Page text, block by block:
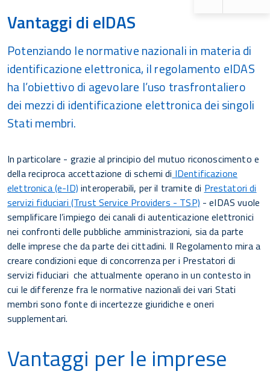
principale
Vantaggi di eIDAS
Potenziando le normative nazionali in materia di
identificazione elettronica, il regolamento eIDAS
ha l’obiettivo di agevolare l’uso trasfrontaliero
dei mezzi di identificazione elettronica dei singoli
Stati membri.
In particolare - grazie al principio del mutuo riconoscimento e
della reciproca accettazione di schemi di IDentificazione
elettronica (e-ID) interoperabili, per il tramite di Prestatori di
servizi fiduciari (Trust Service Providers - TSP) - eIDAS vuole
semplificare l’impiego dei canali di autenticazione elettronici
nei confronti delle pubbliche amministrazioni, sia da parte
delle imprese che da parte dei cittadini. Il Regolamento mira a
creare condizioni eque di concorrenza per i Prestatori di
servizi fiduciari che attualmente operano in un contesto in
cui le differenze fra le normative nazionali dei vari Stati
membri sono fonte di incertezze giuridiche e oneri
supplementari.
Vantaggi per le imprese